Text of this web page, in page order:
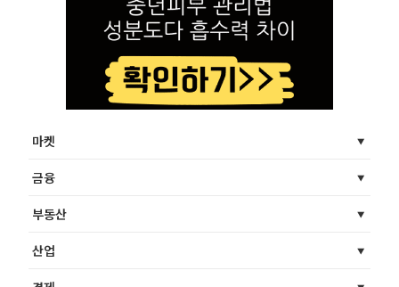
마켓
금융
부동산
산업